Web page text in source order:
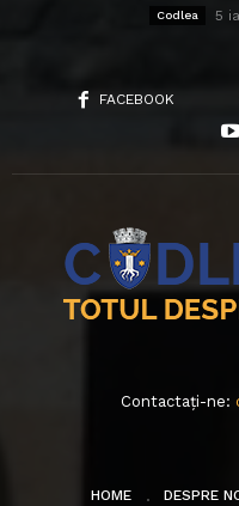
Codlea 5
FACEBOOK
Contactați-ne:
HOME DESPRE